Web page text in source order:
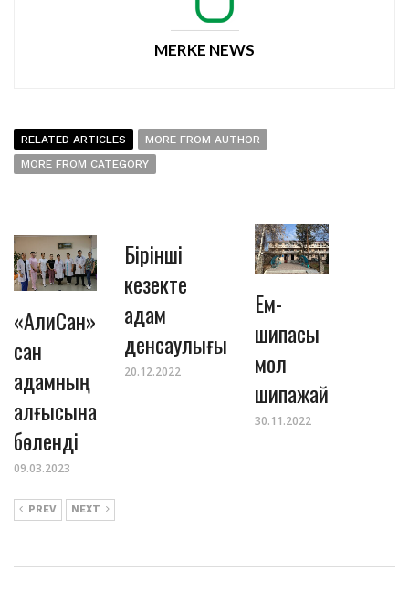
MERKE NEWS
RELATED ARTICLES
MORE FROM AUTHOR
MORE FROM CATEGORY
«АлиСан»
сан
адамның
алғысына
бөленді
09.03.2023
Бірінші
кезекте
адам
денсаулығы
20.12.2022
Ем-
шипасы
мол
шипажай
30.11.2022
PREV NEXT